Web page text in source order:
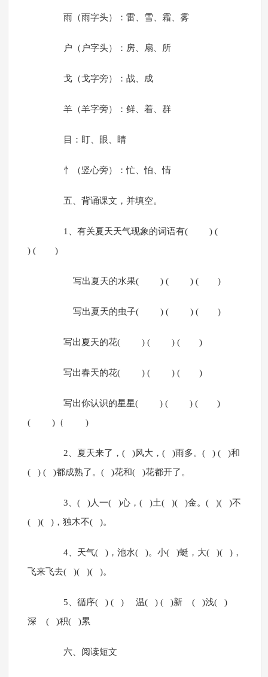
雨（雨字头）：雷、雪、霜、雾
户（户字头）：房、扇、所
戈（戈字旁）：战、成
羊（羊字旁）：鲜、着、群
目：盯、眼、睛
忄（竖心旁）：忙、怕、情
五、背诵课文，并填空。
1、有关夏天天气现象的词语有( ) (
) ( )
写出夏天的水果( ) ( ) ( )
写出夏天的虫子( ) ( ) ( )
写出夏天的花( ) ( ) ( )
写出春天的花( ) ( ) ( )
写出你认识的星星( ) ( ) ( )
( )（ )
2、夏天来了，( )风大，( )雨多。( ) ( )和
( ) ( )都成熟了。( )花和( )花都开了。
3、( )人一( )心，( )土( )( )金。( )( )不
( )( )，独木不( )。
4、天气( )，池水( )。小( )蜓，大( )( )，
飞来飞去( )( )( )。
5、循序( ) ( ) 温( ) ( )新 ( )浅( )
深 ( )积( )累
六、阅读短文